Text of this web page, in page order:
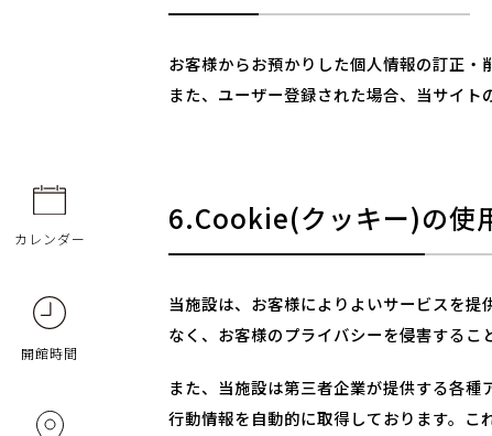
カレンダー
開館時間
お客様からお預かりした個人情報の訂正・
また、ユーザー登録された場合、当サイト
6.Cookie(クッキー)の使
当施設は、お客様によりよいサービスを
なく、お客様のプライバシーを侵害するこ
また、当施設は第三者企業が提供する各
行動情報を自動的に取得しております。